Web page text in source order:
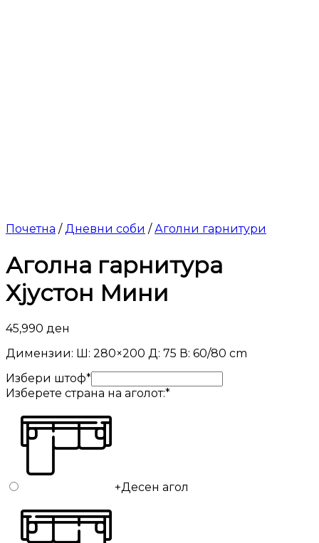
Почетна / Дневни соби / Аголни гарнитури
Аголна гарнитура
Хјустон Мини
45,990 ден
Димензии: Ш: 280×200 Д: 75 В: 60/80 cm
Избери штоф*
Изберете страна на аголот:*
+Десен агол